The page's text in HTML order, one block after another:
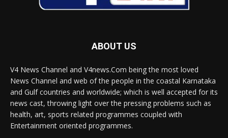
ABOUT US
V4 News Channel and V4news.Com being the most loved
News Channel and web of the people in the coastal Karnataka
and Gulf countries and worldwide; which is well accepted for its
news cast, throwing light over the pressing problems such as
health, art, sports related programmes coupled with
Entertainment oriented programmes.